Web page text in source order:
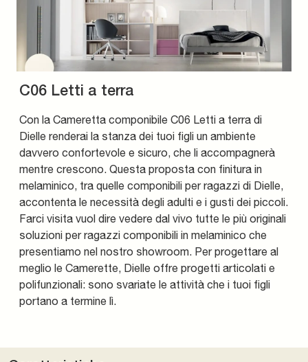
C06 Letti a terra
Con la Cameretta componibile C06 Letti a terra di
Dielle renderai la stanza dei tuoi figli un ambiente
davvero confortevole e sicuro, che li accompagnerà
mentre crescono. Questa proposta con finitura in
melaminico, tra quelle componibili per ragazzi di Dielle,
accontenta le necessità degli adulti e i gusti dei piccoli.
Farci visita vuol dire vedere dal vivo tutte le più originali
soluzioni per ragazzi componibili in melaminico che
presentiamo nel nostro showroom. Per progettare al
meglio le Camerette, Dielle offre progetti articolati e
polifunzionali: sono svariate le attività che i tuoi figli
portano a termine lì.